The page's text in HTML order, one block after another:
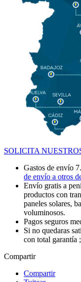
SOLICITA
Gastos de envío
de envío a otros
Envío gratis a
productos con
paneles solares,
voluminosos.
Pagos seguros
Si no quedaras
con total garantía
Compartir
Compartir